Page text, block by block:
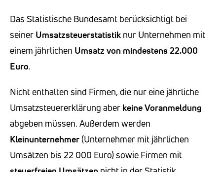
Das Statistische Bundesamt berücksichtigt bei
seiner Umsatzsteuerstatistik nur Unternehmen mit
einem jährlichen Umsatz von mindestens 22.000
Euro.
Nicht enthalten sind Firmen, die nur eine jährliche
Umsatzsteuererklärung aber keine Voranmeldung
abgeben müssen. Außerdem werden
Kleinunternehmer(Unternehmer mit jährlichen
Umsätzen bis 22 000 Euro) sowie Firmen mit